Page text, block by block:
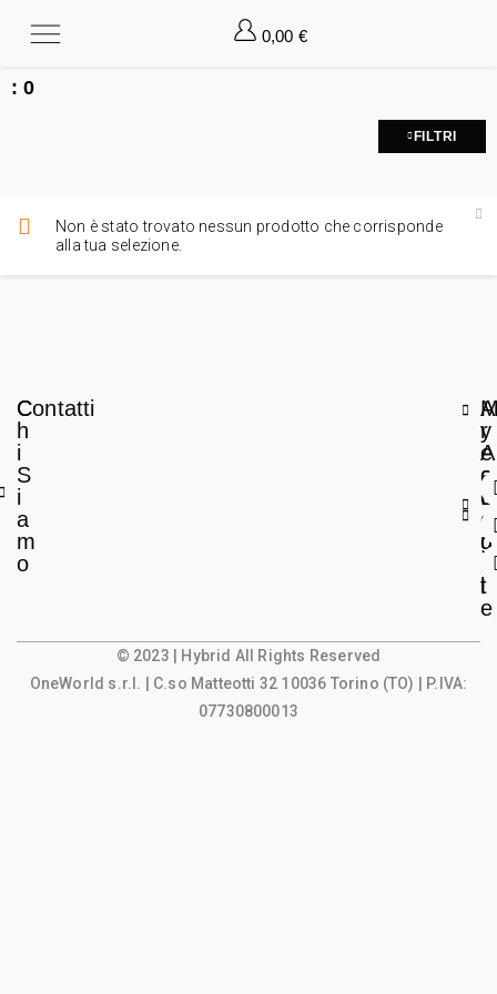
0,00 €
:0
FILTRI
Non è stato trovato nessun prodotto che corrisponde
alla tua selezione.
C
h
i
S
i
a
m
o
Contatti
A
r
e
a
L
e
g
l
e
y
A
c
c
o
u
t
© 2023 | Hybrid All Rights Reserved
OneWorld s.r.l.
| C.so Matteotti 32 10036 Torino (TO) | P.IVA:
07730800013